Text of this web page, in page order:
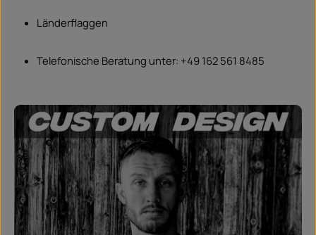
Länderflaggen
Telefonische Beratung unter: +49 162 561 8485